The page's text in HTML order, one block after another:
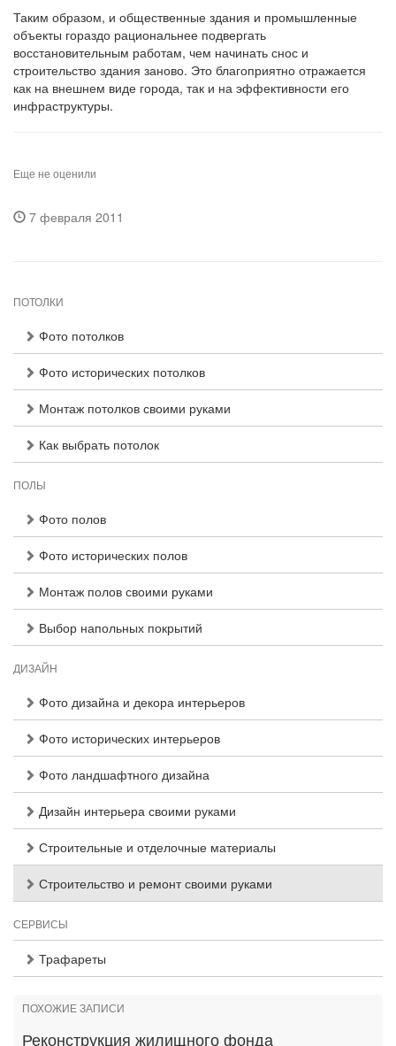
Таким образом, и общественные здания и промышленные
объекты гораздо рациональнее подвергать
восстановительным работам, чем начинать снос и
строительство здания заново. Это благоприятно отражается
как на внешнем виде города, так и на эффективности его
инфраструктуры.
Еще не оценили
7 февраля 2011
ПОТОЛКИ
Фото потолков
Фото исторических потолков
Монтаж потолков своими руками
Как выбрать потолок
ПОЛЫ
Фото полов
Фото исторических полов
Монтаж полов своими руками
Выбор напольных покрытий
ДИЗАЙН
Фото дизайна и декора интерьеров
Фото исторических интерьеров
Фото ландшафтного дизайна
Дизайн интерьера своими руками
Строительные и отделочные материалы
Строительство и ремонт своими руками
СЕРВИСЫ
Трафареты
ПОХОЖИЕ ЗАПИСИ
Реконструкция жилищного фонда